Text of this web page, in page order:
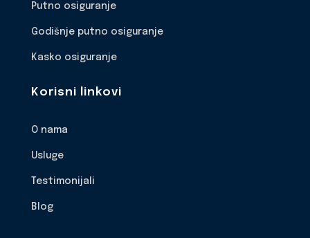
Putno osiguranje
Godišnje putno osiguranje
Kasko osiguranje
Korisni linkovi
O nama
Usluge
Testimonijali
Blog